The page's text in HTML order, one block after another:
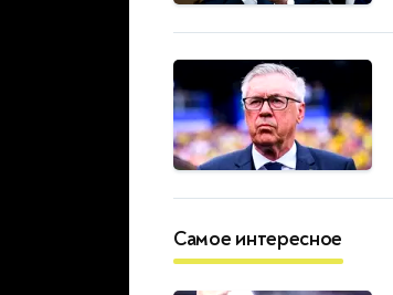
Самое интересное